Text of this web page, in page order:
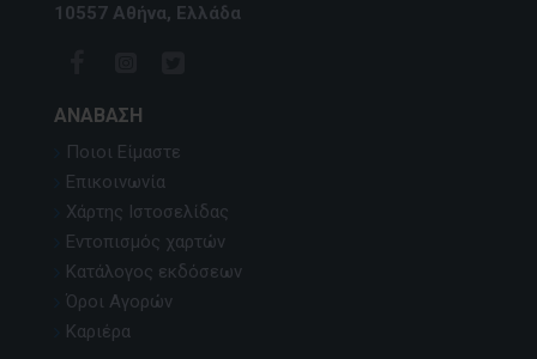
10557 Αθήνα, Ελλάδα
ΑΝΆΒΑΣΗ
Ποιοι Είμαστε
Επικοινωνία
Χάρτης Ιστοσελίδας
Εντοπισμός χαρτών
Κατάλογος εκδόσεων
Όροι Αγορών
Καριέρα